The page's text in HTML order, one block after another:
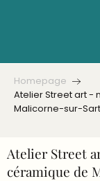
Homepage
Atelier Street art -
Malicorne-sur-
Atelier Street
céramique de